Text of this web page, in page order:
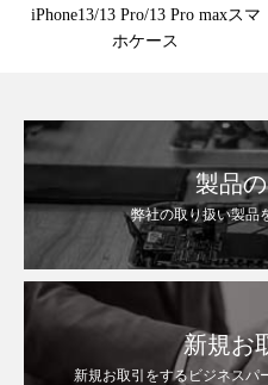
iPhone13/13 Pro/13 Pro maxスマ
ホケース
製品
弊社の取り扱い製品
新規お
新規お取引をするビジネスパ